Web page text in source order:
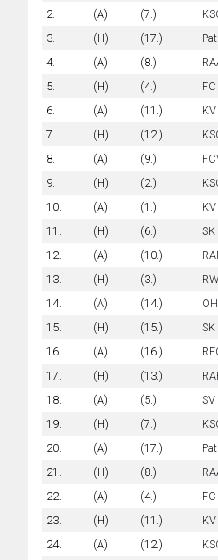
2.
(A) (7.)
3.
(H) (17.)
4.
(A) (8.)
5.
(H) (4.)
6.
(A) (11.)
7.
(H) (12.)
8.
(A) (9.)
9.
(H) (2.)
10.
(A) (1.)
11.
(H) (6.)
12.
(A) (10.)
13.
(H) (3.)
14.
(A) (14.)
15.
(H) (15.)
16.
(A) (16.)
17.
(H) (13.)
18.
(A) (5.)
19.
(H) (7.)
20.
(A) (17.)
21.
(H) (8.)
22.
(A) (4.)
23.
(H) (11.)
24.
(A) (12.)